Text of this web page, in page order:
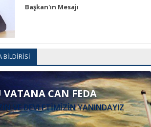
Başkan'ın Mesajı
BİLDİRİSİ
VATANA CAN FEDA
VE DEVLETİMİZİN YANINDAYIZ